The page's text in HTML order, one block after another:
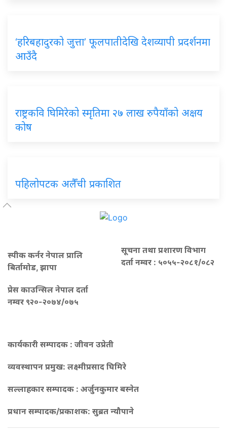
‘हरिबहादुरको जुत्ता’ फूलपातीदेखि देशव्यापी प्रदर्शनमा
आउँदै
राष्ट्रकवि घिमिरेको स्मृतिमा २७ लाख रुपैयाँको अक्षय
कोष
पहिलोपटक अलैँची प्रकाशित
स्पीक कर्नर नेपाल प्रालि
बिर्तामोड, झापा
प्रेस काउन्सिल नेपाल दर्ता
नम्वर ९२०-२०७४/०७५
सूचना तथा प्रशारण विभाग
दर्ता नम्वर : ५०५५-२०८१/०८२
कार्यकारी सम्पादक : जीवन उप्रेती
व्यवस्थापन प्रमुख: लक्ष्मीप्रसाद घिमिरे
सल्लाहकार सम्पादक : अर्जुनकुमार बस्नेत
प्रधान सम्पादक/प्रकाशक: सुब्रत न्यौपाने